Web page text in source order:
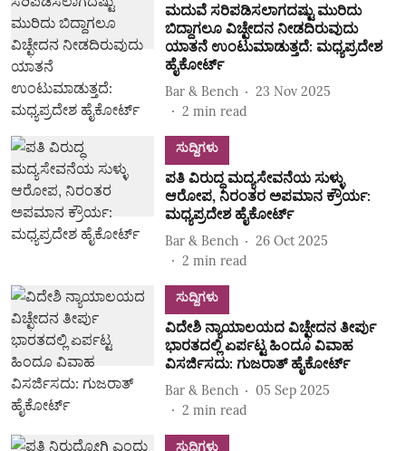
ಮದುವೆ ಸರಿಪಡಿಸಲಾಗದಷ್ಟು ಮುರಿದು
ಬಿದ್ದಾಗಲೂ ವಿಚ್ಛೇದನ ನೀಡದಿರುವುದು
ಯಾತನೆ ಉಂಟುಮಾಡುತ್ತದೆ: ಮಧ್ಯಪ್ರದೇಶ
ಹೈಕೋರ್ಟ್
Bar & Bench
23 Nov 2025
2 min read
ಸುದ್ದಿಗಳು
ಪತಿ ವಿರುದ್ಧ ಮದ್ಯಸೇವನೆಯ ಸುಳ್ಳು
ಆರೋಪ, ನಿರಂತರ ಅಪಮಾನ ಕ್ರೌರ್ಯ:
ಮಧ್ಯಪ್ರದೇಶ ಹೈಕೋರ್ಟ್
Bar & Bench
26 Oct 2025
2 min read
ಸುದ್ದಿಗಳು
ವಿದೇಶಿ ನ್ಯಾಯಾಲಯದ ವಿಚ್ಛೇದನ ತೀರ್ಪು
ಭಾರತದಲ್ಲಿ ಏರ್ಪಟ್ಟ ಹಿಂದೂ ವಿವಾಹ
ವಿಸರ್ಜಿಸದು: ಗುಜರಾತ್ ಹೈಕೋರ್ಟ್
Bar & Bench
05 Sep 2025
2 min read
ಸುದ್ದಿಗಳು